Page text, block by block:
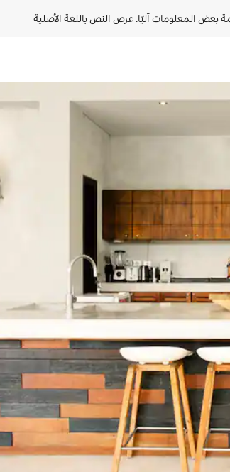
بعض المعلومات آليًا. عرض النص باللغة الأصلية
أو السحب.